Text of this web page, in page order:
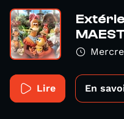
Lire En